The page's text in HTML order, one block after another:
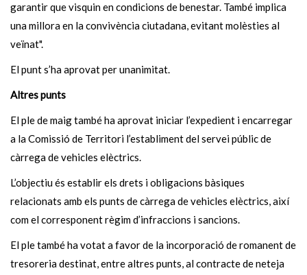
garantir que visquin en condicions de benestar. També implica
una millora en la convivència ciutadana, evitant molèsties al
veïnat".
El punt s’ha aprovat per unanimitat.
Altres punts
El ple de maig també ha aprovat iniciar l’expedient i encarregar
a la Comissió de Territori l’establiment del servei públic de
càrrega de vehicles elèctrics.
L’objectiu és establir els drets i obligacions bàsiques
relacionats amb els punts de càrrega de vehicles elèctrics, així
com el corresponent règim d’infraccions i sancions.
El ple també ha votat a favor de la incorporació de romanent de
tresoreria destinat, entre altres punts, al contracte de neteja